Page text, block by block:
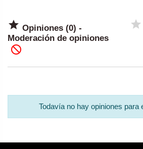
 Opiniones (0) -
Moderación de opiniones

Todavía no hay opiniones para